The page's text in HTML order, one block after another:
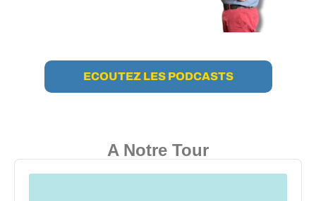
ECOUTEZ LES PODCASTS
A Notre Tour
Audio
Player